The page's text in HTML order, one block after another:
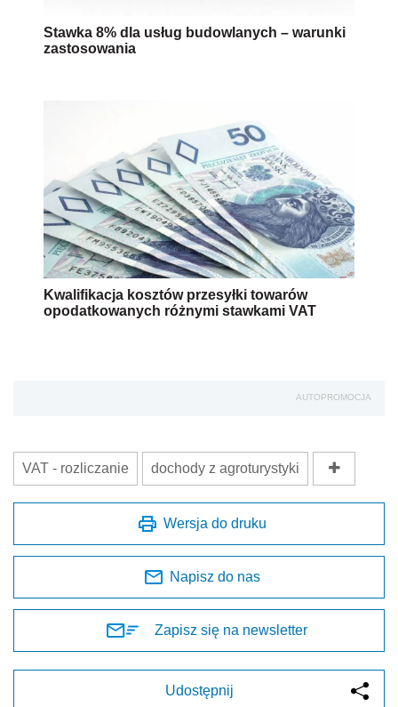
Stawka 8% dla usług budowlanych – warunki
zastosowania
Kwalifikacja kosztów przesyłki towarów
opodatkowanych różnymi stawkami VAT
AUTOPROMOCJA
VAT - rozliczanie dochody z agroturystyki
Wersja do druku
Napisz do nas
Zapisz się na newsletter
Udostępnij